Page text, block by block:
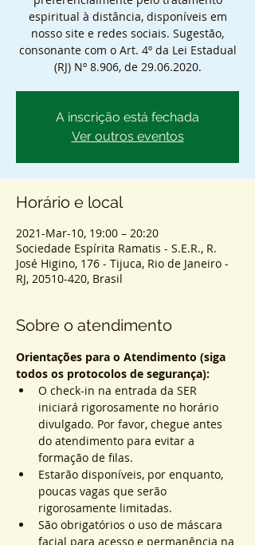
espiritual à distância, disponíveis em
nosso site e redes sociais. Sugestão,
consonante com o Art. 4º da Lei Estadual
(RJ) Nº 8.906, de 29.06.2020.
A inscrição está fechada
Ver outros eventos
Horário e local
2021-Mar-10, 19:00 – 20:20
Sociedade Espírita Ramatis - S.E.R., R.
José Higino, 176 - Tijuca, Rio de Janeiro -
RJ, 20510-420, Brasil
Sobre o atendimento
Orientações para o Atendimento (siga
todos os protocolos de segurança):
O check-in na entrada da SER
iniciará rigorosamente no horário
divulgado. Por favor, chegue antes
do atendimento para evitar a
formação de filas.
Estarão disponíveis, por enquanto,
poucas vagas que serão
rigorosamente limitadas.
São obrigatórios o uso de máscara
facial para acesso e permanência na